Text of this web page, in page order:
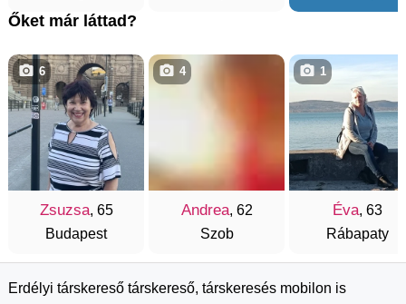
Őket már láttad?
Zsuzsa, 65
Budapest
6
Andrea, 62
Szob
4
Éva, 63
Rábapaty
1
Erdélyi társkereső társkereső, társkeresés mobilon is